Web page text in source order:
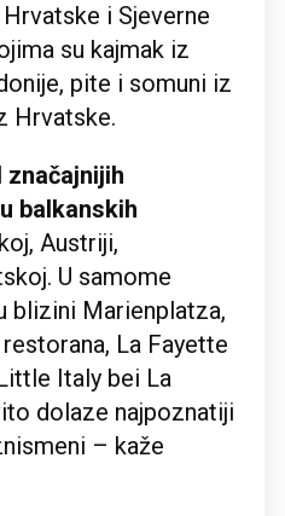
i Sjeverne
su kajmak iz
pite i somuni iz
Hrvatske.
značajnijih
balkanskih
Austriji,
U samome
blizini Marienplatza,
La Fayette
Italy bei La
dolaze najpoznatiji
– kaže